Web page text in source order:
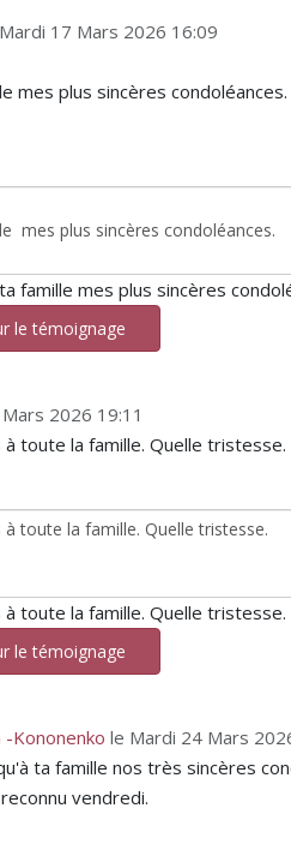
17 Mars 2026 16:09
mes plus sincères condoléances.
famille mes plus sincères
le témoignage
2026 19:11
toute la famille. Quelle tristesse.
toute la famille. Quelle tristesse.
le témoignage
Kononenko le Mardi 24 Mars
ta famille nos très sincères
vendredi.